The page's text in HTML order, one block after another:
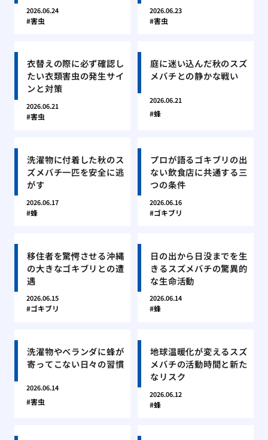
2026.06.24
害虫
2026.06.23
害虫
衣替えの際に必ず確認し
たい衣類害虫の発生サイ
ンと対策
2026.06.21
害虫
庭に迷い込んだ秋のスズ
メバチとの静かな戦い
2026.06.21
蜂
洗濯物に付着した秋のス
ズメバチ一匹を安全に逃
がす
2026.06.17
蜂
プロが語るゴキブリの出
ない飲食店に共通する三
つの条件
2026.06.16
ゴキブリ
移住者を驚愕させる沖縄
の大きなゴキブリとの遭
遇
2026.06.15
ゴキブリ
日の出から日没までを生
きるスズメバチの驚異的
な生命活動
2026.06.14
蜂
洗濯物やベランダに蜂が
寄ってこない日々の習慣
2026.06.14
害虫
地球温暖化が変えるスズ
メバチの活動時間と新た
なリスク
2026.06.12
蜂